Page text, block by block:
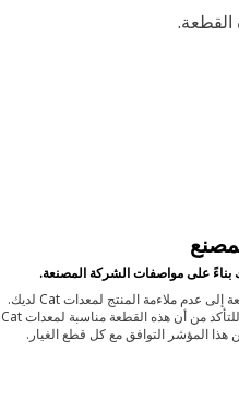
• Helps prevent
• Reduces the
• Suitable for
inch
The Pin Driver is
activities where
assemblies and applied
قد تؤدي أي تغييرات في ضبط الشركة المصنعة إلى عدم ملاءمة المنتج لمعدات Cat لديك.
يرجى استشارة وكيل Cat لديك قبل الشراء للتأكد من أن هذه القطعة مناسبة لمعدات Cat
المؤشر التوافق مع كل قطع الغيار.